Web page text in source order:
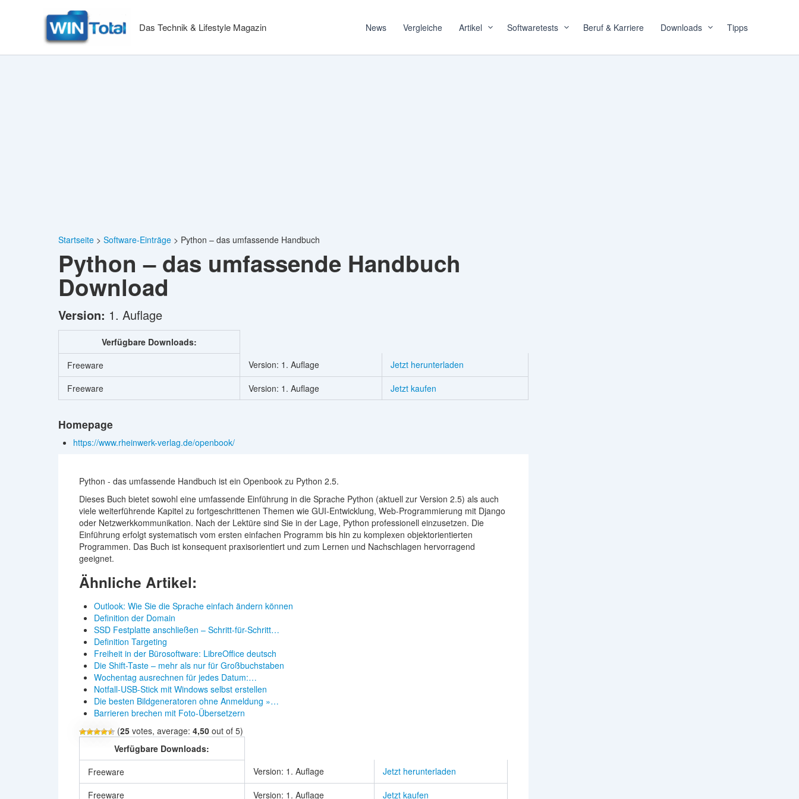
Das Technik & Lifestyle Magazin News Vergleiche Artikel Softwaretests Beruf & Karriere Downloads Tipps
Startseite Software-Einträge Python – das umfassende Handbuch
Python – das umfassende Handbuch
Download
Version: 1. Auflage
Verfügbare Downloads:
Freeware
Version: 1. Auflage
Jetzt herunterladen
Freeware
Version: 1. Auflage Jetzt kaufen
Homepage
https://www.rheinwerk-verlag.de/openbook/
Python - das umfassende Handbuch ist ein Openbook zu Python 2.5.
Dieses Buch bietet sowohl eine umfassende Einführung in die Sprache Python (aktuell zur Version 2.5) als auch
viele weiterführende Kapitel zu fortgeschrittenen Themen wie GUI-Entwicklung, Web-Programmierung mit Django
oder Netzwerkkommunikation. Nach der Lektüre sind Sie in der Lage, Python professionell einzusetzen. Die
Einführung erfolgt systematisch vom ersten einfachen Programm bis hin zu komplexen objektorientierten
Programmen. Das Buch ist konsequent praxisorientiert und zum Lernen und Nachschlagen hervorragend
geeignet.
Ähnliche Artikel:
Outlook: Wie Sie die Sprache einfach ändern können
Definition der Domain
SSD Festplatte anschließen – Schritt-für-Schritt…
Definition Targeting
Freiheit in der Bürosoftware: LibreOffice deutsch
Die Shift-Taste – mehr als nur für Großbuchstaben
Wochentag ausrechnen für jedes Datum:…
Notfall-USB-Stick mit Windows selbst erstellen
Die besten Bildgeneratoren ohne Anmeldung »…
Barrieren brechen mit Foto-Übersetzern
(25votes, average: 4,50out of 5)
Verfügbare Downloads:
Freeware
Version: 1. Auflage
Jetzt herunterladen
Freeware
Version: 1. Auflage Jetzt kaufen